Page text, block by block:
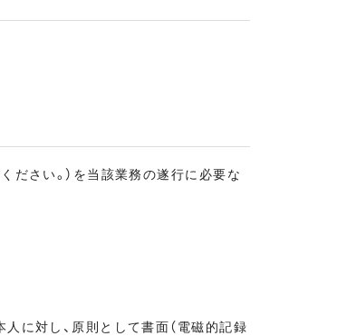
ださい。）を当該業務の遂行に必要な
に対し、原則として書面（電磁的記録